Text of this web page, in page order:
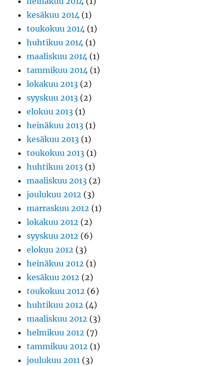
kesäkuu 2014 (1)
toukokuu 2014 (1)
huhtikuu 2014 (1)
maaliskuu 2014 (1)
tammikuu 2014 (1)
lokakuu 2013 (2)
syyskuu 2013 (2)
elokuu 2013 (1)
heinäkuu 2013 (1)
kesäkuu 2013 (1)
toukokuu 2013 (1)
huhtikuu 2013 (1)
maaliskuu 2013 (2)
joulukuu 2012 (3)
marraskuu 2012 (1)
lokakuu 2012 (2)
syyskuu 2012 (6)
elokuu 2012 (3)
heinäkuu 2012 (1)
kesäkuu 2012 (2)
toukokuu 2012 (6)
huhtikuu 2012 (4)
maaliskuu 2012 (3)
helmikuu 2012 (7)
tammikuu 2012 (1)
joulukuu 2011 (3)